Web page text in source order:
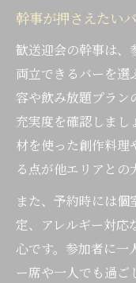
幹事が押さえたい
歓送迎会の幹事は、
両立できるバーを選
容や飲み放題プラン
充実度を確認しまし
材を使った創作料理
る点が他エリアとの
また、予約時には
定、アレルギー対応
心です。参加者に一
ー席や一人でも過ご